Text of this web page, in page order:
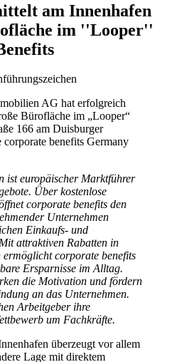
am Innenhafen
im ''Looper''
AG hat erfolgreich
Bürofläche im „Looper“
166 am Duisburger
corporate benefits Germany
ist europäischer Marktführer
Über kostenlose
corporate benefits den
Unternehmen
Einkaufs- und
attraktiven Rabatten in
corporate benefits
Ersparnisse im Alltag.
die Motivation und fördern
an das Unternehmen.
Arbeitgeber ihre
um Fachkräfte.
überzeugt vor allem
Lage mit direktem